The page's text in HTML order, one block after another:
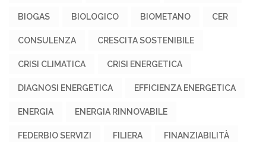
BIOGAS BIOLOGICO BIOMETANO CER
CONSULENZA CRESCITA SOSTENIBILE
CRISI CLIMATICA CRISI ENERGETICA
DIAGNOSI ENERGETICA EFFICIENZA ENERGETICA
ENERGIA ENERGIA RINNOVABILE
FEDERBIO SERVIZI FILIERA FINANZIABILITÀ